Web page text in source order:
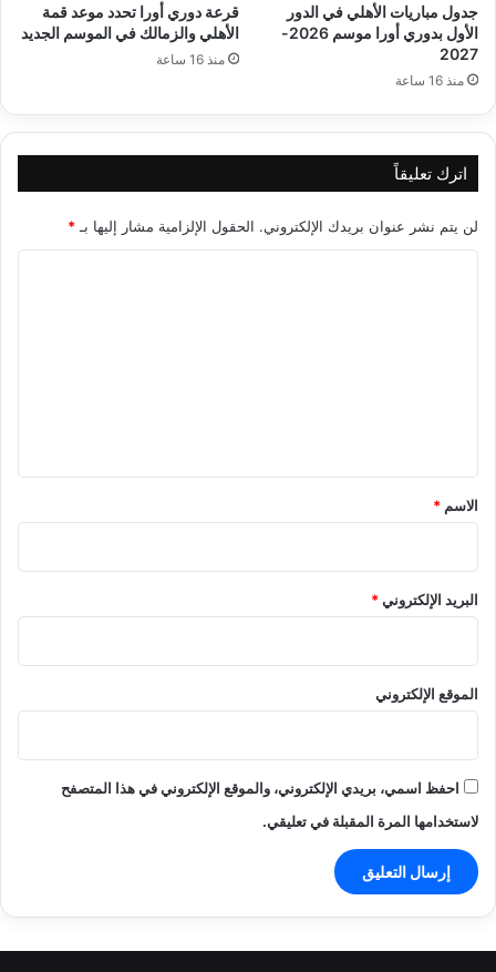
جدول مباريات الأهلي في الدور
الأول بدوري أورا موسم 2026-
2027
منذ 16 ساعة
قرعة دوري أورا تحدد موعد قمة
الأهلي والزمالك في الموسم الجديد
منذ 16 ساعة
اترك تعليقاً
لن يتم نشر عنوان بريدك الإلكتروني. الحقول الإلزامية مشار إليها بـ *
*
الاسم *
البريد الإلكتروني*
الموقع الإلكتروني
احفظ اسمي، بريدي الإلكتروني، والموقع الإلكتروني في هذا المتصفح
لاستخدامها المرة المقبلة في تعليقي.